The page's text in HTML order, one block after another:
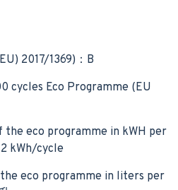
2017/1369)：B
cycles Eco Programme (EU
the eco programme in kWH per
kWh/cycle
eco programme in liters per